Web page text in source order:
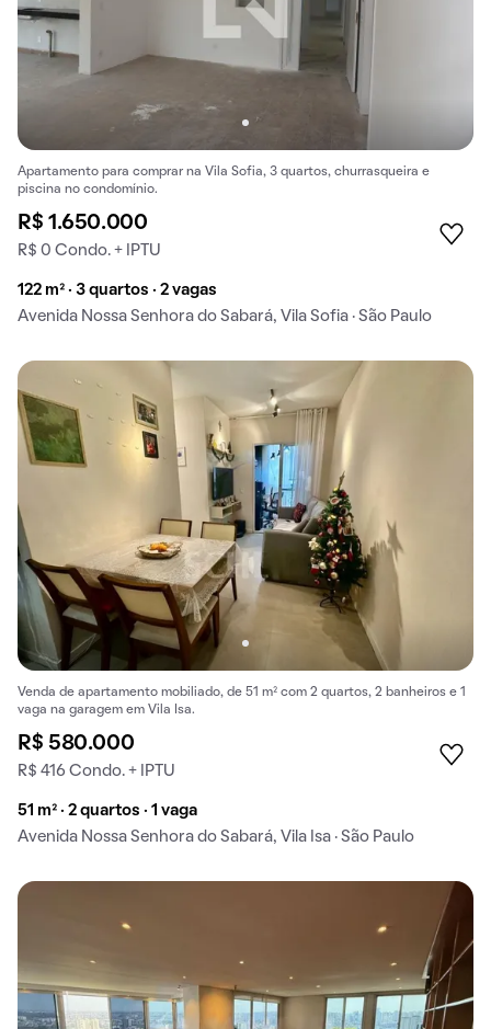
Apartamento para comprar na Vila Sofia, 3 quartos, churrasqueira e
piscina no condomínio.
R$ 1.650.000
R$ 0 Condo. + IPTU
122 m² · 3 quartos · 2 vagas
Avenida Nossa Senhora do Sabará, Vila Sofia · São Paulo
Venda de apartamento mobiliado, de 51 m² com 2 quartos, 2 banheiros e 1
vaga na garagem em Vila Isa.
R$ 580.000
R$ 416 Condo. + IPTU
51 m² · 2 quartos · 1 vaga
Avenida Nossa Senhora do Sabará, Vila Isa · São Paulo